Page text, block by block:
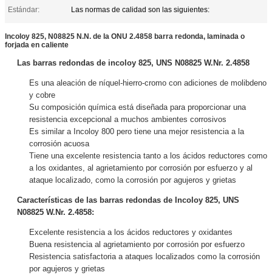
Estándar:
Las normas de calidad son las siguientes:
Incoloy 825, N08825 N.N. de la ONU 2.4858 barra redonda, laminada o
forjada en caliente
Las barras redondas de incoloy 825, UNS N08825 W.Nr. 2.4858
Es una aleación de níquel-hierro-cromo con adiciones de molibdeno
y cobre
Su composición química está diseñada para proporcionar una
resistencia excepcional a muchos ambientes corrosivos
Es similar a Incoloy 800 pero tiene una mejor resistencia a la
corrosión acuosa
Tiene una excelente resistencia tanto a los ácidos reductores como
a los oxidantes, al agrietamiento por corrosión por esfuerzo y al
ataque localizado, como la corrosión por agujeros y grietas
Características de las barras redondas de Incoloy 825, UNS
N08825 W.Nr. 2.4858:
Excelente resistencia a los ácidos reductores y oxidantes
Buena resistencia al agrietamiento por corrosión por esfuerzo
Resistencia satisfactoria a ataques localizados como la corrosión
por agujeros y grietas